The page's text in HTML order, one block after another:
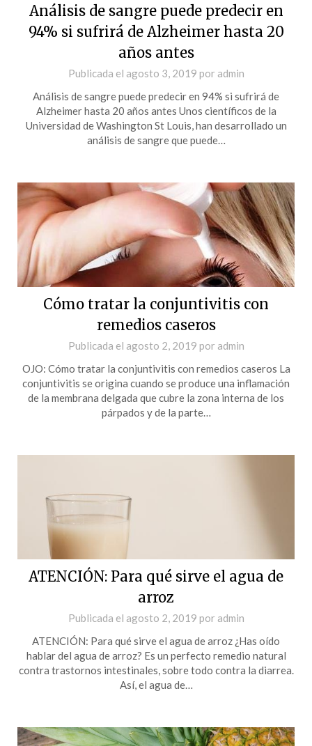
Análisis de sangre puede predecir en
94% si sufrirá de Alzheimer hasta 20
años antes
Publicada el agosto 3, 2019 por admin
Análisis de sangre puede predecir en 94% si sufrirá de
Alzheimer hasta 20 años antes Unos científicos de la
Universidad de Washington St Louis, han desarrollado un
análisis de sangre que puede…
Cómo tratar la conjuntivitis con
remedios caseros
Publicada el agosto 2, 2019 por admin
OJO: Cómo tratar la conjuntivitis con remedios caseros La
conjuntivitis se origina cuando se produce una inflamación
de la membrana delgada que cubre la zona interna de los
párpados y de la parte…
ATENCIÓN: Para qué sirve el agua de
arroz
Publicada el agosto 2, 2019 por admin
ATENCIÓN: Para qué sirve el agua de arroz ¿Has oído
hablar del agua de arroz? Es un perfecto remedio natural
contra trastornos intestinales, sobre todo contra la diarrea.
Así, el agua de…